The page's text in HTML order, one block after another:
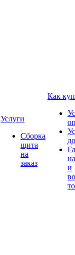
Услуги
Сборка
щита
на
заказ
Как
и